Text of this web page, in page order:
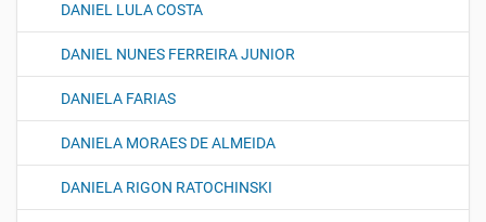
DANIEL LULA COSTA
DANIEL NUNES FERREIRA JUNIOR
DANIELA FARIAS
DANIELA MORAES DE ALMEIDA
DANIELA RIGON RATOCHINSKI